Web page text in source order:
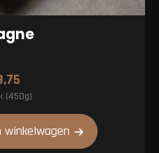
(450g)
winkelwagen